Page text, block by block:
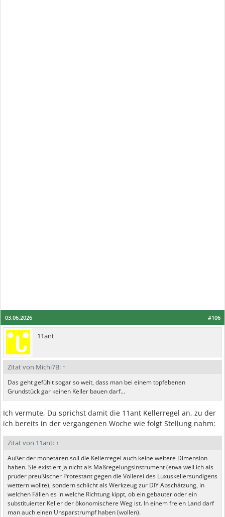
#106
03.06.2026
11ant
Zitat von Michi7B: ↑
Das geht gefühlt sogar so weit, dass man bei einem topfebenen
Grundstück gar keinen Keller bauen darf...
Ich vermute, Du sprichst damit die 11ant Kellerregel an, zu der
ich bereits in der vergangenen Woche wie folgt Stellung nahm:
Zitat von 11ant: ↑
Außer der monetären soll die Kellerregel auch keine weitere Dimension
haben. Sie existiert ja nicht als Maßregelungsinstrument (etwa weil ich als
prüder preußischer Protestant gegen die Völlerei des Luxuskellersündigens
wettern wollte), sondern schlicht als Werkzeug zur DIY Abschätzung, in
welchen Fällen es in welche Richtung kippt, ob ein gebauter oder ein
substituierter Keller der ökonomischere Weg ist. In einem freien Land darf
man auch einen Unsparstrumpf haben (wollen).